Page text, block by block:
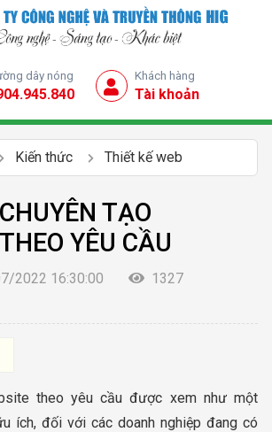
dây nóng Khách hàng
Tài khoản
Kiến thức Thiết kế web
TẠO
YÊU CẦU
2022 16:30:00
1327
theo yêu cầu được xem như một
ích, đối với các doanh nghiệp đang có